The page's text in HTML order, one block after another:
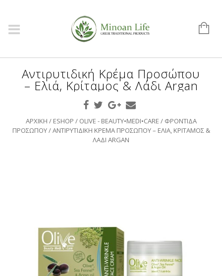
Αντιρυτιδική Κρέμα Προσώπου
– Ελιά, Κρίταμος & Λάδι Argan
ΑΡΧΙΚΉ / ESHOP / OLIVE - BEAUTY•MEDI•CARE / ΦΡΟΝΤΊΔΑ
ΠΡΟΣΏΠΟΥ/ ΑΝΤΙΡΥΤΙΔΙΚΉ ΚΡΈΜΑ ΠΡΟΣΏΠΟΥ – ΕΛΙΆ, ΚΡΊΤΑΜΟΣ &
ΛΆΔΙ ARGAN